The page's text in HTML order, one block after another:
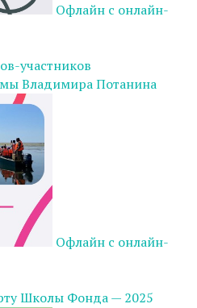
Офлайн с онлайн-
участников
Владимира Потанина
Офлайн с онлайн-
Школы Фонда — 2025